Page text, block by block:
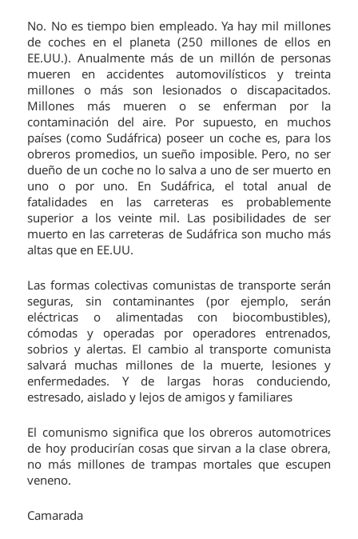
No. No es tiempo bien empleado. Ya hay mil millones
de coches en el planeta (250 millones de ellos en
EE.UU.). Anualmente más de un millón de personas
mueren en accidentes automovilísticos y treinta
millones o más son lesionados o discapacitados.
Millones más mueren o se enferman por la
contaminación del aire. Por supuesto, en muchos
países (como Sudáfrica) poseer un coche es, para los
obreros promedios, un sueño imposible. Pero, no ser
dueño de un coche no lo salva a uno de ser muerto en
uno o por uno. En Sudáfrica, el total anual de
fatalidades en las carreteras es probablemente
superior a los veinte mil. Las posibilidades de ser
muerto en las carreteras de Sudáfrica son mucho más
altas que en EE.UU.
Las formas colectivas comunistas de transporte serán
seguras, sin contaminantes (por ejemplo, serán
eléctricas o alimentadas con biocombustibles),
cómodas y operadas por operadores entrenados,
sobrios y alertas. El cambio al transporte comunista
salvará muchas millones de la muerte, lesiones y
enfermedades. Y de largas horas conduciendo,
estresado, aislado y lejos de amigos y familiares
El comunismo significa que los obreros automotrices
de hoy producirían cosas que sirvan a la clase obrera,
no más millones de trampas mortales que escupen
veneno.
Camarada